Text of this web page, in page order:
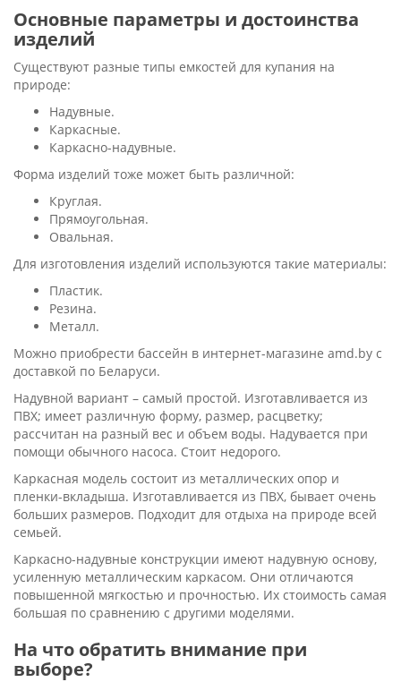
Основные параметры и достоинства
изделий
Существуют разные типы емкостей для купания на
природе:
Надувные.
Каркасные.
Каркасно-надувные.
Форма изделий тоже может быть различной:
Круглая.
Прямоугольная.
Овальная.
Для изготовления изделий используются такие материалы:
Пластик.
Резина.
Металл.
Можно приобрести бассейн в интернет-магазине amd.by с
доставкой по Беларуси.
Надувной вариант – самый простой. Изготавливается из
ПВХ; имеет различную форму, размер, расцветку;
рассчитан на разный вес и объем воды. Надувается при
помощи обычного насоса. Стоит недорого.
Каркасная модель состоит из металлических опор и
пленки-вкладыша. Изготавливается из ПВХ, бывает очень
больших размеров. Подходит для отдыха на природе всей
семьей.
Каркасно-надувные конструкции имеют надувную основу,
усиленную металлическим каркасом. Они отличаются
повышенной мягкостью и прочностью. Их стоимость самая
большая по сравнению с другими моделями.
На что обратить внимание при
выборе?